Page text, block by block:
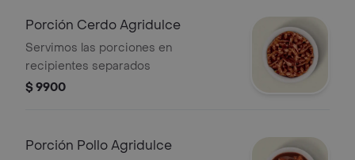
Porción Cerdo Agridulce
Servimos las porciones en
recipientes separados
$ 9900
Porción Pollo Agridulce